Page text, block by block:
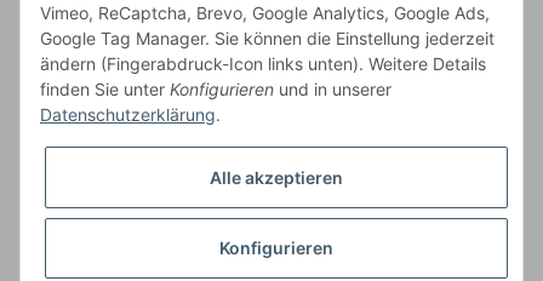
Vertrag widerrufen
Der Gesamtpreis ist abhängig vom Mehrwertsteuersatz des Lieferlandes.
** gilt für Lieferungen innerhalb Deutschlands, Lieferbedingungen für andere
Vimeo, ReCaptcha, Brevo, Google Analytics, Google Ads,
Google Tag Manager. Sie können die Einstellung jederzeit
ändern (Fingerabdruck-Icon links unten). Weitere Details
finden Sie unter Konfigurieren und in unserer
Datenschutzerklärung.
Alle akzeptieren
Konfigurieren